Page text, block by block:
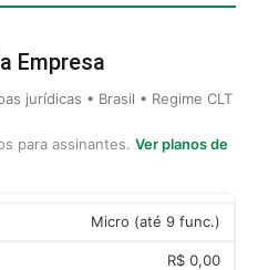
Empresa
jurídicas • Brasil • Regime CLT
para assinantes. Ver planos de
Micro (até 9 func.)
R$ 0,00